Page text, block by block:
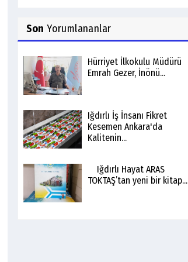
Son Yorumlananlar
Hürriyet İlkokulu Müdürü
Emrah Gezer, İnönü...
Iğdırlı İş İnsanı Fikret
Kesemen Ankara'da
Kalitenin...
Iğdırlı Hayat ARAS
TOKTAŞ’tan yeni bir kitap...